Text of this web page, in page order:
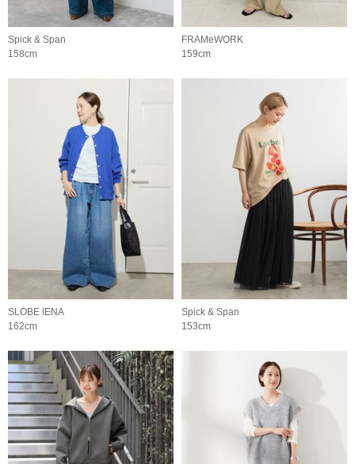
Spick & Span
158cm
FRAMeWORK
159cm
SLOBE IENA
162cm
Spick & Span
153cm